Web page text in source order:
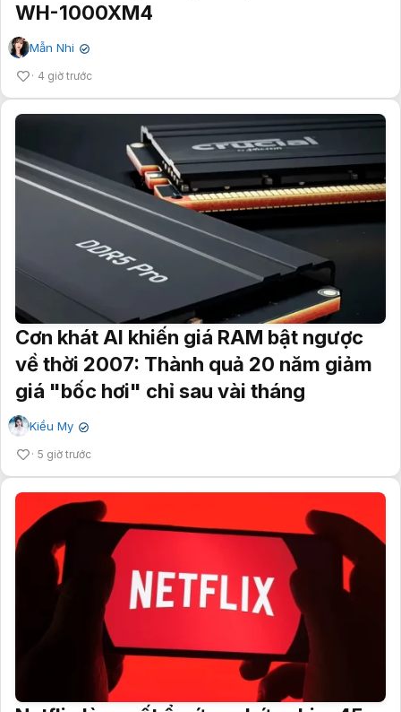
WH-1000XM4
Mẫn Nhi ✔
4 giờ trước
Cơn khát AI khiến giá RAM bật ngược
về thời 2007: Thành quả 20 năm giảm
giá "bốc hơi" chỉ sau vài tháng
Kiều My ✔
5 giờ trước